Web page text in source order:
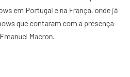
em Portugal e na França, onde já
que contaram com a presença
Macron.